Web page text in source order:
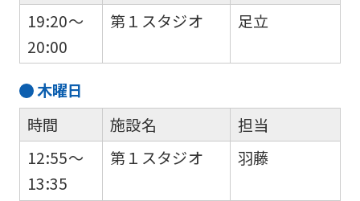
19:20～
20:00
第１スタジオ
足立
木曜日
時間
12:55～
13:35
施設名
第１スタジオ
担当
羽藤
English.
(start